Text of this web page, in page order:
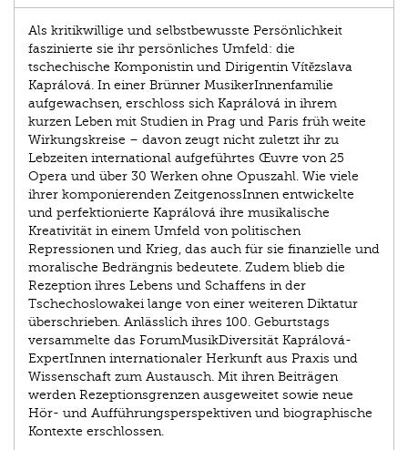
Als kritikwillige und selbstbewusste Persönlichkeit
faszinierte sie ihr persönliches Umfeld: die
tschechische Komponistin und Dirigentin Vítězslava
Kaprálová. In einer Brünner MusikerInnenfamilie
aufgewachsen, erschloss sich Kaprálová in ihrem
kurzen Leben mit Studien in Prag und Paris früh weite
Wirkungskreise – davon zeugt nicht zuletzt ihr zu
Lebzeiten international aufgeführtes Œuvre von 25
Opera und über 30 Werken ohne Opuszahl. Wie viele
ihrer komponierenden ZeitgenossInnen entwickelte
und perfektionierte Kaprálová ihre musikalische
Kreativität in einem Umfeld von politischen
Repressionen und Krieg, das auch für sie finanzielle und
moralische Bedrängnis bedeutete. Zudem blieb die
Rezeption ihres Lebens und Schaffens in der
Tschechoslowakei lange von einer weiteren Diktatur
überschrieben. Anlässlich ihres 100. Geburtstags
versammelte das ForumMusikDiversität Kaprálová-
ExpertInnen internationaler Herkunft aus Praxis und
Wissenschaft zum Austausch. Mit ihren Beiträgen
werden Rezeptionsgrenzen ausgeweitet sowie neue
Hör- und Aufführungsperspektiven und biographische
Kontexte erschlossen.